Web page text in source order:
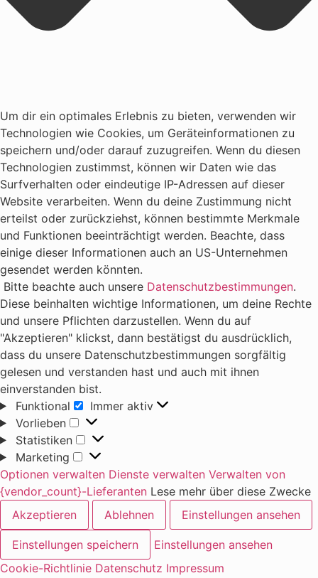
Um dir ein optimales Erlebnis zu bieten, verwenden wir
Technologien wie Cookies, um Geräteinformationen zu
speichern und/oder darauf zuzugreifen. Wenn du diesen
Technologien zustimmst, können wir Daten wie das
Surfverhalten oder eindeutige IP-Adressen auf dieser
Website verarbeiten. Wenn du deine Zustimmung nicht
erteilst oder zurückziehst, können bestimmte Merkmale
und Funktionen beeinträchtigt werden. Beachte, dass
einige dieser Informationen auch an US-Unternehmen
gesendet werden könnten.
Bitte beachte auch unsere Datenschutzbestimmungen.
Diese beinhalten wichtige Informationen, um deine Rechte
und unsere Pflichten darzustellen. Wenn du auf
"Akzeptieren" klickst, dann bestätigst du ausdrücklich,
dass du unsere Datenschutzbestimmungen sorgfältig
gelesen und verstanden hast und auch mit ihnen
einverstanden bist.
Funktional
Funktional
Immer aktiv
Vorlieben
Vorlieben
Statistiken Statistiken
Marketing Marketing
Optionen verwalten Dienste verwalten Verwalten von
{vendor_count}-Lieferanten Lese mehr über diese Zwecke
Akzeptieren
Ablehnen Einstellungen ansehen
Einstellungen speichern
Einstellungen ansehen
Cookie-Richtlinie Datenschutz Impressum